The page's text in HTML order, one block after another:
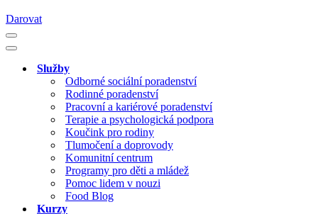
Darovat
Navigační
menu
Navigační
Služby
Odborné sociální poradenství
Rodinné poradenství
Pracovní a kariérové poradenství
Terapie a psychologická podpora
Koučink pro rodiny
Tlumočení a doprovody
Komunitní centrum
Programy pro děti a mládež
Pomoc lidem v nouzi
Food Blog
Kurzy